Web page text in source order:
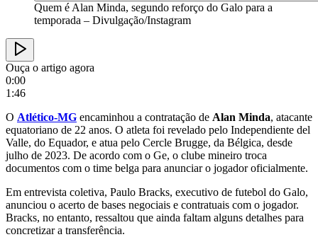
Quem é Alan Minda, segundo reforço do Galo para a
temporada – Divulgação/Instagram
Ouça o artigo agora
0:00
1:46
O Atlético-MG encaminhou a contratação de Alan Minda, atacante
equatoriano de 22 anos. O atleta foi revelado pelo Independiente del
Valle, do Equador, e atua pelo Cercle Brugge, da Bélgica, desde
julho de 2023. De acordo com o Ge, o clube mineiro troca
documentos com o time belga para anunciar o jogador oficialmente.
Em entrevista coletiva, Paulo Bracks, executivo de futebol do Galo,
anunciou o acerto de bases negociais e contratuais com o jogador.
Bracks, no entanto, ressaltou que ainda faltam alguns detalhes para
concretizar a transferência.